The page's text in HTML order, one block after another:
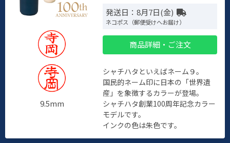
9.5mm
発送日：8月7日(金)
ネコポス（郵便受けへお届け）
商品詳細・ご注文
シャチハタといえばネーム９。
国民的ネーム印に日本の「世界遺
産」を象徴するカラーが登場。
シャチハタ創業100周年記念カラー
モデルです。
インクの色は朱色です。